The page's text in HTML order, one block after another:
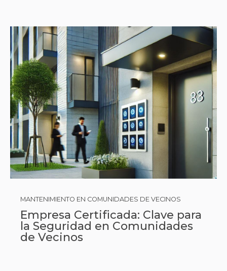
MANTENIMIENTO EN COMUNIDADES DE VECINOS
Empresa Certificada: Clave para
la Seguridad en Comunidades
de Vecinos